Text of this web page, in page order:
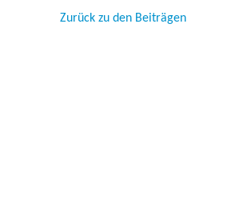
Zurück zu den Beiträgen